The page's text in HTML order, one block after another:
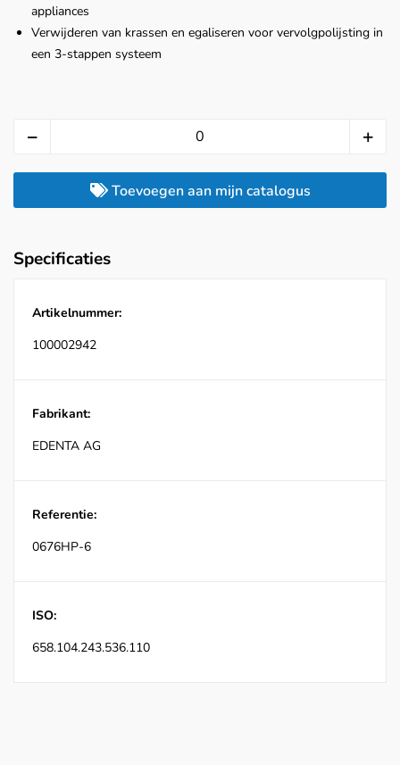
appliances
Verwijderen van krassen en egaliseren voor vervolgpolijsting in
een 3‑stappen systeem
Toevoegen aan mijn catalogus
Specificaties
Artikelnummer:
100002942
Fabrikant:
EDENTA AG
Referentie:
0676HP-6
ISO:
658.104.243.536.110